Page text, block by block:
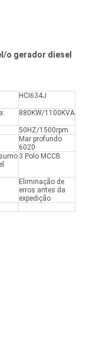
o gerador diesel
HCI634J
880KW/1100KVA
50HZ/1500rpm
Mar profundo
6020
3 Polo MCCB
Eliminação de
erros antes da
expedição